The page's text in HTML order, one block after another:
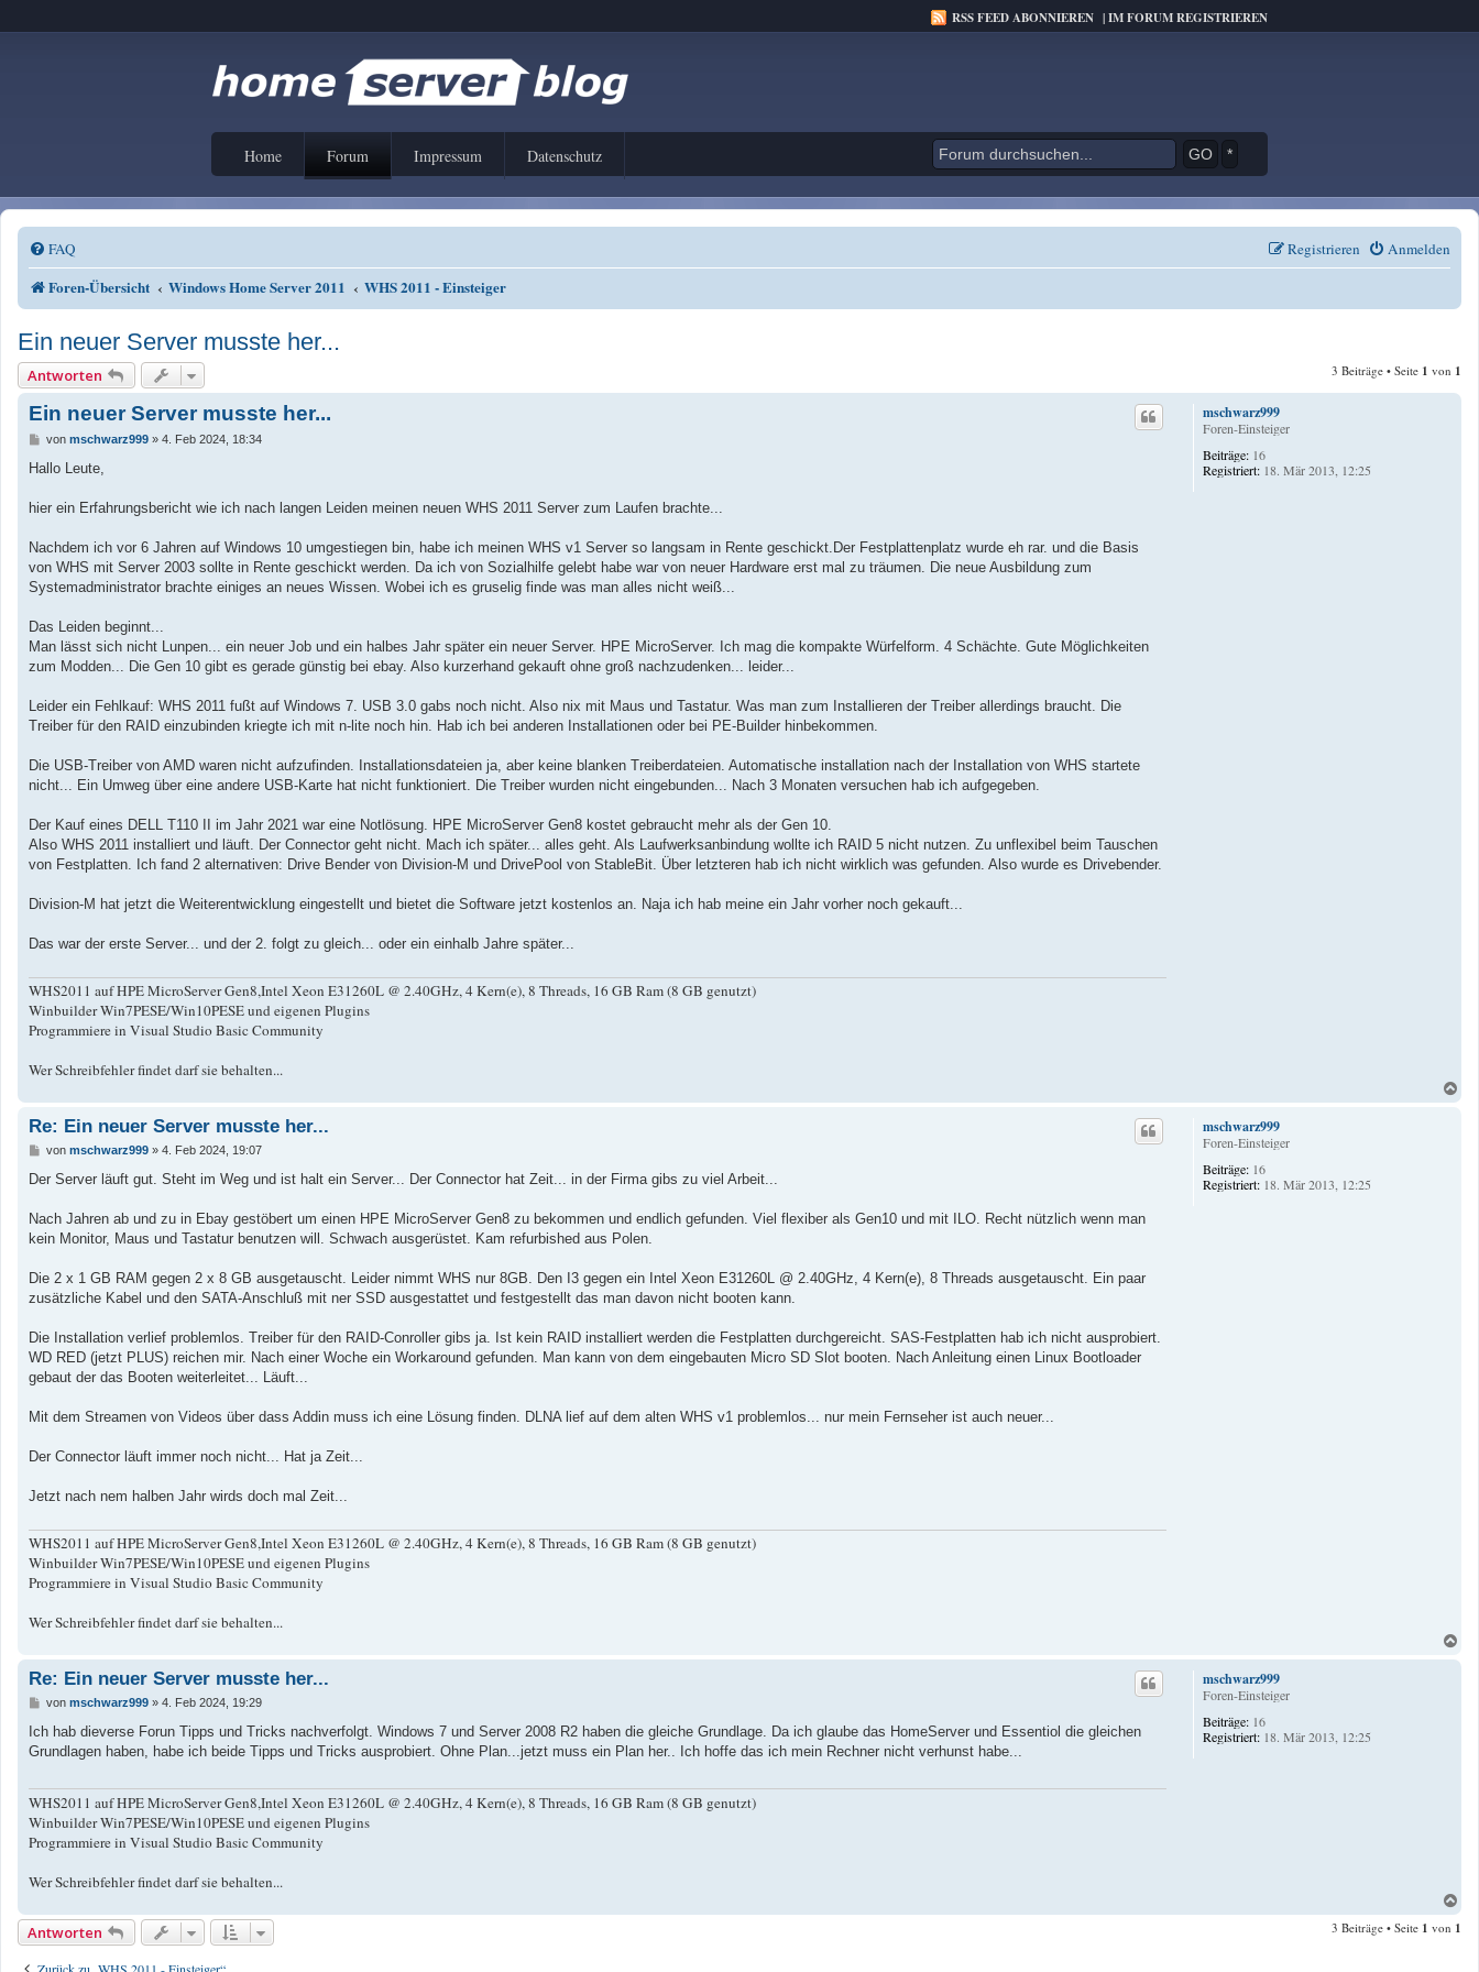
RSS FEED ABONNIEREN |IM FORUM REGISTRIEREN
Home Forum Impressum Datenschutz *
FAQ Anmelden
Registrieren
Foren-Übersicht Windows Home Server 2011 WHS 2011 - Einsteiger
Ein neuer Server musste her...
Antworten 3 Beiträge • Seite 1 von 1
mschwarz999
Foren-Einsteiger
Beiträge: 16
Registriert: 18. Mär 2013, 12:25
Ein neuer Server musste her...
B
i
a
von mschwarz999» 4. Feb 2024, 18:34
Hallo Leute,
hier ein Erfahrungsbericht wie ich nach langen Leiden meinen neuen WHS 2011 Server zum Laufen brachte...
Nachdem ich vor 6 Jahren auf Windows 10 umgestiegen bin, habe ich meinen WHS v1 Server so langsam in Rente geschickt.Der Festplattenplatz wurde eh rar. und die Basis
von WHS mit Server 2003 sollte in Rente geschickt werden. Da ich von Sozialhilfe gelebt habe war von neuer Hardware erst mal zu träumen. Die neue Ausbildung zum
Systemadministrator brachte einiges an neues Wissen. Wobei ich es gruselig finde was man alles nicht weiß...
Das Leiden beginnt...
Man lässt sich nicht Lunpen... ein neuer Job und ein halbes Jahr später ein neuer Server. HPE MicroServer. Ich mag die kompakte Würfelform. 4 Schächte. Gute Möglichkeiten
zum Modden... Die Gen 10 gibt es gerade günstig bei ebay. Also kurzerhand gekauft ohne groß nachzudenken... leider...
Leider ein Fehlkauf: WHS 2011 fußt auf Windows 7. USB 3.0 gabs noch nicht. Also nix mit Maus und Tastatur. Was man zum Installieren der Treiber allerdings braucht. Die
Treiber für den RAID einzubinden kriegte ich mit n-lite noch hin. Hab ich bei anderen Installationen oder bei PE-Builder hinbekommen.
Die USB-Treiber von AMD waren nicht aufzufinden. Installationsdateien ja, aber keine blanken Treiberdateien. Automatische installation nach der Installation von WHS startete
nicht... Ein Umweg über eine andere USB-Karte hat nicht funktioniert. Die Treiber wurden nicht eingebunden... Nach 3 Monaten versuchen hab ich aufgegeben.
Der Kauf eines DELL T110 II im Jahr 2021 war eine Notlösung. HPE MicroServer Gen8 kostet gebraucht mehr als der Gen 10.
Also WHS 2011 installiert und läuft. Der Connector geht nicht. Mach ich später... alles geht. Als Laufwerksanbindung wollte ich RAID 5 nicht nutzen. Zu unflexibel beim Tauschen
von Festplatten. Ich fand 2 alternativen: Drive Bender von Division-M und DrivePool von StableBit. Über letzteren hab ich nicht wirklich was gefunden. Also wurde es Drivebender.
Division-M hat jetzt die Weiterentwicklung eingestellt und bietet die Software jetzt kostenlos an. Naja ich hab meine ein Jahr vorher noch gekauft...
Das war der erste Server... und der 2. folgt zu gleich... oder ein einhalb Jahre später...
WHS2011 auf HPE MicroServer Gen8,Intel Xeon E31260L @ 2.40GHz, 4 Kern(e), 8 Threads, 16 GB Ram (8 GB genutzt)
Winbuilder Win7PESE/Win10PESE und eigenen Plugins
Programmiere in Visual Studio Basic Community
Wer Schreibfehler findet darf sie behalten...
mschwarz999
Foren-Einsteiger
Beiträge: 16
Registriert: 18. Mär 2013, 12:25
Re: Ein neuer Server musste her...
B
i
a
von mschwarz999» 4. Feb 2024, 19:07
Der Server läuft gut. Steht im Weg und ist halt ein Server... Der Connector hat Zeit... in der Firma gibs zu viel Arbeit...
Nach Jahren ab und zu in Ebay gestöbert um einen HPE MicroServer Gen8 zu bekommen und endlich gefunden. Viel flexiber als Gen10 und mit ILO. Recht nützlich wenn man
kein Monitor, Maus und Tastatur benutzen will. Schwach ausgerüstet. Kam refurbished aus Polen.
Die 2 x 1 GB RAM gegen 2 x 8 GB ausgetauscht. Leider nimmt WHS nur 8GB. Den I3 gegen ein Intel Xeon E31260L @ 2.40GHz, 4 Kern(e), 8 Threads ausgetauscht. Ein paar
zusätzliche Kabel und den SATA-Anschluß mit ner SSD ausgestattet und festgestellt das man davon nicht booten kann.
Die Installation verlief problemlos. Treiber für den RAID-Conroller gibs ja. Ist kein RAID installiert werden die Festplatten durchgereicht. SAS-Festplatten hab ich nicht ausprobiert.
WD RED (jetzt PLUS) reichen mir. Nach einer Woche ein Workaround gefunden. Man kann von dem eingebauten Micro SD Slot booten. Nach Anleitung einen Linux Bootloader
gebaut der das Booten weiterleitet... Läuft...
Mit dem Streamen von Videos über dass Addin muss ich eine Lösung finden. DLNA lief auf dem alten WHS v1 problemlos... nur mein Fernseher ist auch neuer...
Der Connector läuft immer noch nicht... Hat ja Zeit...
Jetzt nach nem halben Jahr wirds doch mal Zeit...
WHS2011 auf HPE MicroServer Gen8,Intel Xeon E31260L @ 2.40GHz, 4 Kern(e), 8 Threads, 16 GB Ram (8 GB genutzt)
Winbuilder Win7PESE/Win10PESE und eigenen Plugins
Programmiere in Visual Studio Basic Community
Wer Schreibfehler findet darf sie behalten...
mschwarz999
Foren-Einsteiger
Beiträge: 16
Registriert: 18. Mär 2013, 12:25
Re: Ein neuer Server musste her...
B
i
t
r
von mschwarz999» 4. Feb 2024, 19:29
Ich hab dieverse Forun Tipps und Tricks nachverfolgt. Windows 7 und Server 2008 R2 haben die gleiche Grundlage. Da ich glaube das HomeServer und Essentiol die gleichen
Grundlagen haben, habe ich beide Tipps und Tricks ausprobiert. Ohne Plan...jetzt muss ein Plan her.. Ich hoffe das ich mein Rechner nicht verhunst habe...
WHS2011 auf HPE MicroServer Gen8,Intel Xeon E31260L @ 2.40GHz, 4 Kern(e), 8 Threads, 16 GB Ram (8 GB genutzt)
Winbuilder Win7PESE/Win10PESE und eigenen Plugins
Programmiere in Visual Studio Basic Community
Wer Schreibfehler findet darf sie behalten...
Antworten 3 Beiträge • Seite 1 von 1
Zurück zu „WHS 2011 - Einsteiger“